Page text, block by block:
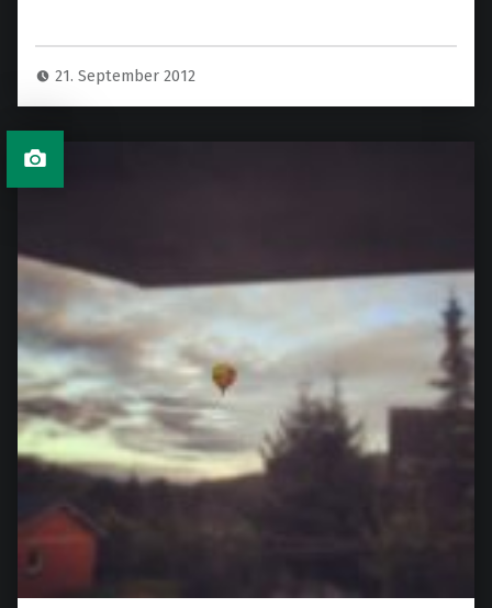
21. September 2012